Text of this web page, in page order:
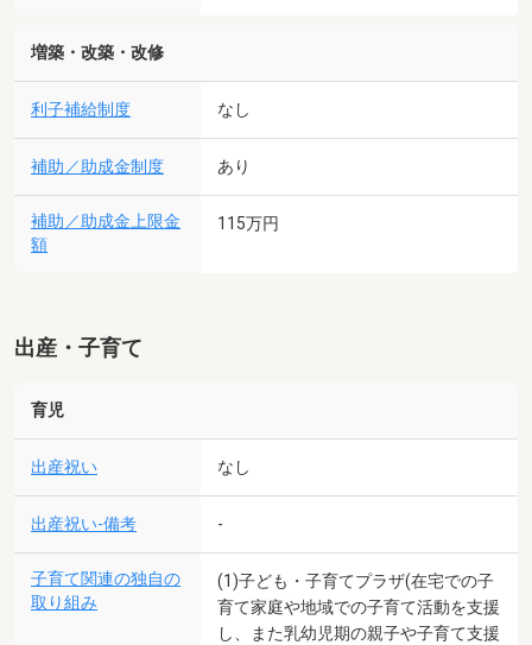
増築・改築・改修
利子補給制度 なし
補助／助成金制度 あり
補助／助成金上限金
額
115万円
出産・子育て
育児
出産祝い なし
出産祝い-備考 -
子育て関連の独自の
取り組み
(1)子ども・子育てプラザ(在宅での子
育て家庭や地域での子育て活動を支援
し、また乳幼児期の親子や子育て支援